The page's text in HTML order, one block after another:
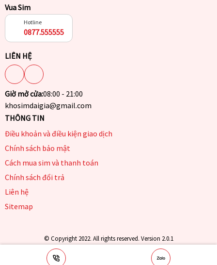
Vua Sim
Hotline
0877.555555
LIÊN HỆ
Giờ mở cửa:08:00 - 21:00
khosimdaigia@gmail.com
THÔNG TIN
Điều khoản và điều kiện giao dịch
Chính sách bảo mật
Cách mua sim và thanh toán
Chính sách đổi trả
Liên hệ
Sitemap
© Copyright 2022. All rights reserved. Version 2.0.1